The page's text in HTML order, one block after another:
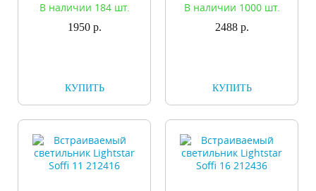
220122
В наличии 184 шт.
1950 р.
КУПИТЬ
220204
В наличии 1000 шт.
2488 р.
КУПИТЬ